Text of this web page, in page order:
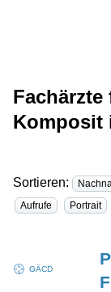
Komposit
Sortieren:
Aufrufe
Portrait
GÄCD